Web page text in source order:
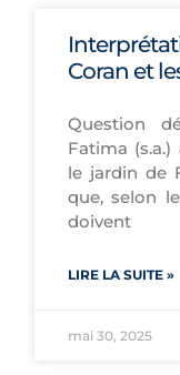
Coran et
Question
Fatima
le jardin de
que, selon
doivent
LIRE LA SUITE »
mai 30, 2025